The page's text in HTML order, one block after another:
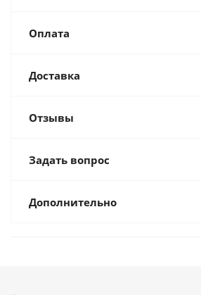
Оплата
Доставка
Отзывы
Задать вопрос
Дополнительно